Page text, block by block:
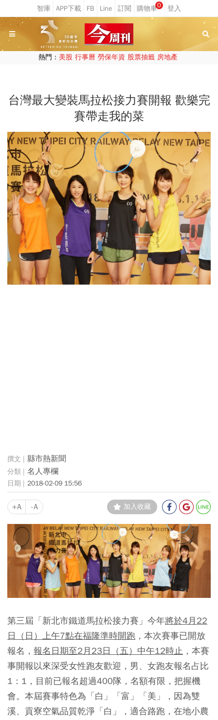
0
熱門： 美股 行事曆 勞保年資 股票抽籤 房地產
台灣最大變裝馬拉松接力賽開報 歡樂完
賽帶走我的菜
縣市熱新聞
名人專欄
2018-02-09 15:56
+A -A 加入收藏
第三屆「新北市鐵道馬拉松接力賽」今年將於4月22
日（日）上午7點在福隆準時開跑 ，本次賽事已開放
報名， 報名日期至2月23日（五）中午12時止 ，本賽
事開報以來深受女性跑友歡迎，男、女跑友報名占比
1：1，目前已報名超過400隊，名額有限，把握機
會。本屆賽事特色為「白」「富」「美」，因為雙
溪、貢寮空氣品質乾淨「白」，適合路跑，在地小農